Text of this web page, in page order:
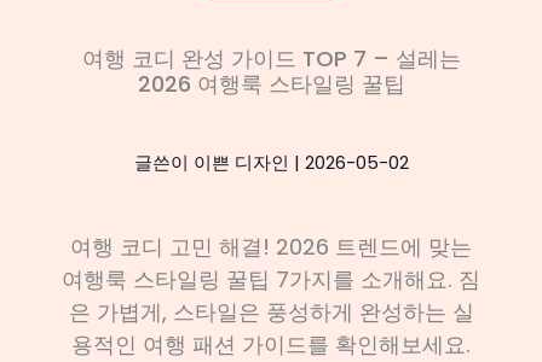
여행 코디 완성 가이드 TOP 7 – 설레는
2026 여행룩 스타일링 꿀팁
글쓴이 이쁜 디자인 | 2026-05-02
여행 코디 고민 해결! 2026 트렌드에 맞는
여행룩 스타일링 꿀팁 7가지를 소개해요. 짐
은 가볍게, 스타일은 풍성하게 완성하는 실
용적인 여행 패션 가이드를 확인해보세요.